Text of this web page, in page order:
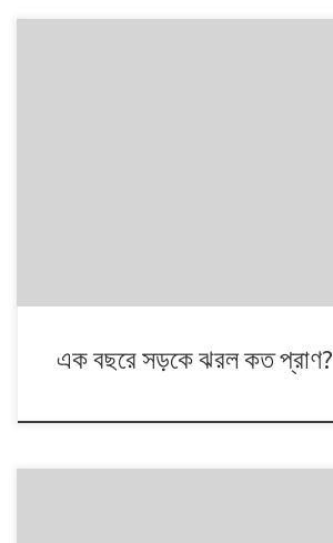
এক বছরে সড়কে ঝরল কত প্রাণ?